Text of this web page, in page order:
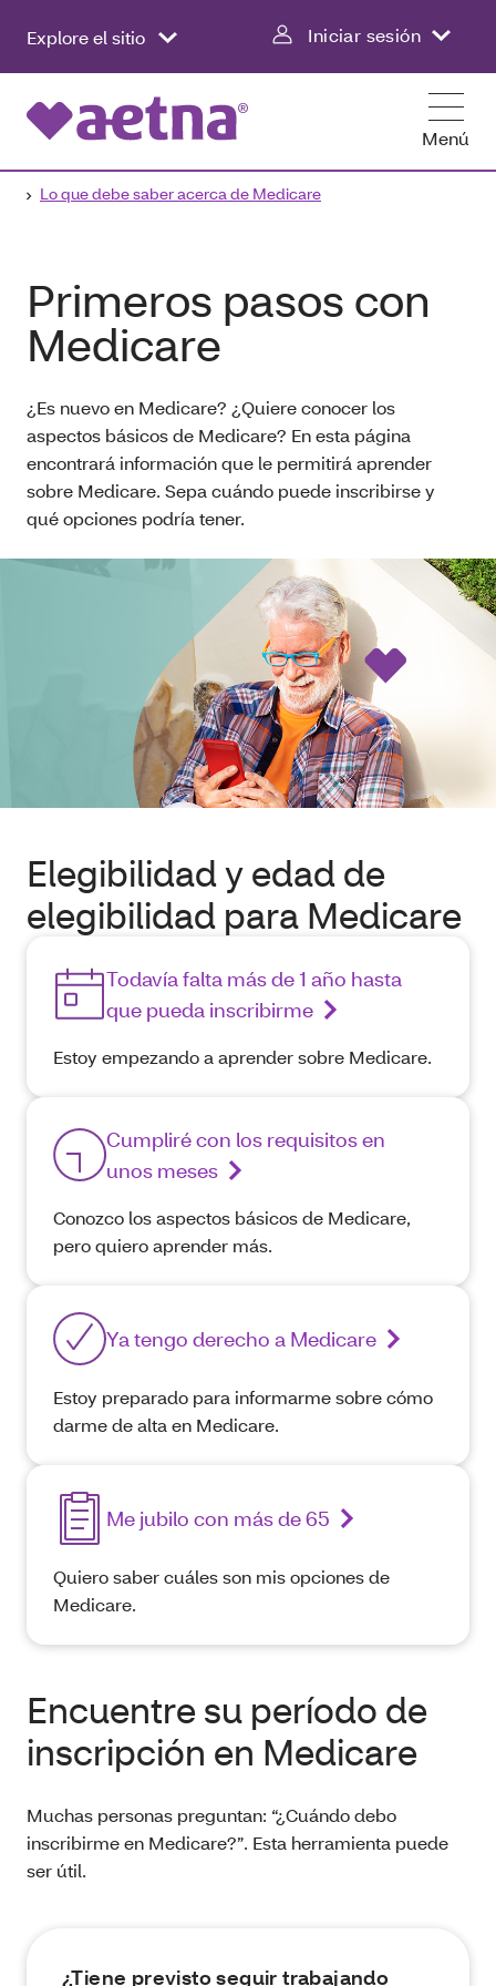
Explore el sitio Iniciar sesión
Menú
Lo que debe saber acerca de Medicare
Primeros pasos con
Medicare
¿Es nuevo en Medicare? ¿Quiere conocer los
aspectos básicos de Medicare? En esta página
encontrará información que le permitirá aprender
sobre Medicare. Sepa cuándo puede inscribirse y
qué opciones podría tener.
Elegibilidad y edad de
elegibilidad para Medicare
Todavía falta más de 1 año hasta
que pueda inscribirme
Estoy empezando a aprender sobre Medicare.
Cumpliré con los requisitos en
unos meses
Conozco los aspectos básicos de Medicare,
pero quiero aprender más.
Ya tengo derecho a Medicare
Estoy preparado para informarme sobre cómo
darme de alta en Medicare.
Me jubilo con más de 65
Quiero saber cuáles son mis opciones de
Medicare.
Encuentre su período de
inscripción en Medicare
Muchas personas preguntan: “¿Cuándo debo
inscribirme en Medicare?”. Esta herramienta puede
ser útil.
¿Tiene previsto seguir trabajando